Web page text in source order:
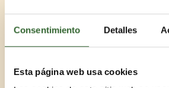
Consentimiento Detalles
Esta página web usa cookies